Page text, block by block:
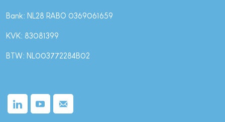
Bank: NL28 RABO 0369061659
KVK: 83081399
BTW: NL003772284B02